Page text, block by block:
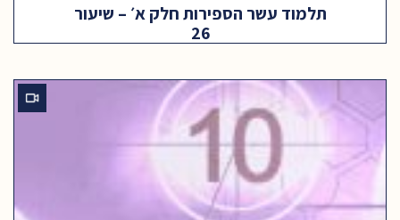
תלמוד עשר הספירות חלק א׳ – שיעור
26